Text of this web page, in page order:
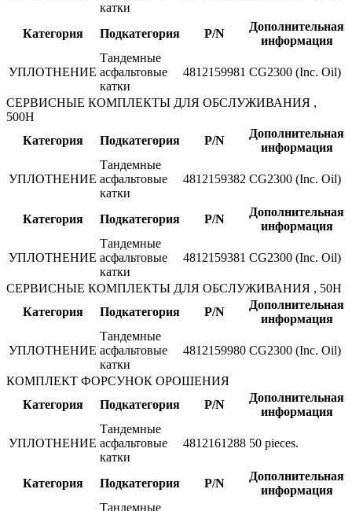
катки
Категория Подкатегория P/N
Дополнительная
информация
УПЛОТНЕНИЕ
Тандемные
асфальтовые
катки
4812159981 CG2300 (Inc. Oil)
CЕРВИСНЫЕ КОМПЛЕКТЫ ДЛЯ ОБСЛУЖИВАНИЯ ,
500H
Категория
Подкатегория P/N
Дополнительная
информация
УПЛОТНЕНИЕ
Тандемные
асфальтовые
катки
4812159382 CG2300 (Inc. Oil)
Категория Подкатегория P/N
Дополнительная
информация
УПЛОТНЕНИЕ
Тандемные
асфальтовые
катки
4812159381 CG2300 (Inc. Oil)
CЕРВИСНЫЕ КОМПЛЕКТЫ ДЛЯ ОБСЛУЖИВАНИЯ , 50H
Категория
Подкатегория P/N
Дополнительная
информация
УПЛОТНЕНИЕ
Тандемные
асфальтовые
катки
4812159980 CG2300 (Inc. Oil)
КОМПЛЕКТ ФОРСУНОК ОРОШЕНИЯ
Категория
Подкатегория P/N
Дополнительная
информация
УПЛОТНЕНИЕ
Тандемные
асфальтовые
катки
4812161288 50 pieces.
Категория Подкатегория P/N
Дополнительная
информация
Тандемные